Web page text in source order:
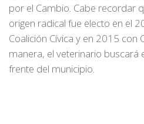
por el Cambio. Cabe recordar
origen radical fue electo en el
Coalición Cívica y en 2015 con
manera, el veterinario
frente del municipio.